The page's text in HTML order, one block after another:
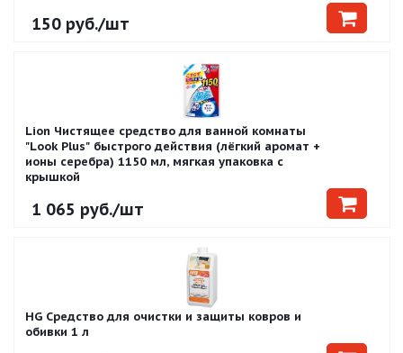
150 руб./шт
Lion Чистящее средство для ванной комнаты
"Look Plus" быстрого действия (лёгкий аромат +
ионы серебра) 1150 мл, мягкая упаковка с
крышкой
1 065 руб./шт
HG Средство для очистки и защиты ковров и
обивки 1 л